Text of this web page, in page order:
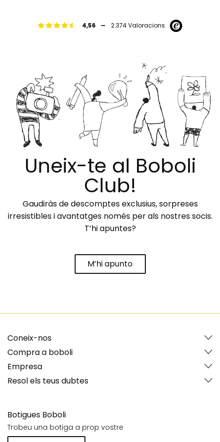
4,56 - 2.374 Valoracions
Uneix-te al Boboli
Club!
Gaudiràs de descomptes exclusius, sorpreses
irresistibles i avantatges només per als nostres socis.
T’hi apuntes?
M’hi apunto
Coneix-nos
Compra a boboli
Empresa
Resol els teus dubtes
Botigues Boboli
Trobeu una botiga a prop vostre